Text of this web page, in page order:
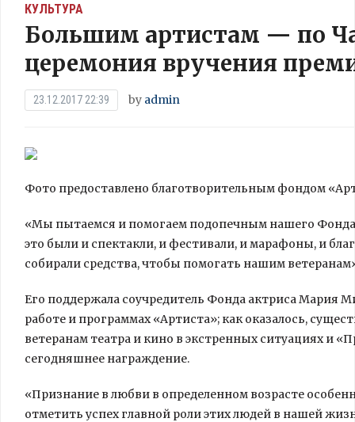
КУЛЬТУРА
Большим артистам — по
церемония вручения
23.12.2017 22:39 by admin
Фото предоставлено благотворительным фондом
«Мы пытаемся и помогаем подопечным нашего
это были и спектакли, и фестивали, и марафоны, и
собирали средства, чтобы помогать нашим
Его поддержала соучредитель Фонда актриса Мария
работе и программах «Артиста»; как оказалось,
ветеранам театра и кино в экстренных ситуациях и
сегодняшнее награждение.
«Признание в любви в определенном возрасте
отметить успех главной роли этих людей в нашей